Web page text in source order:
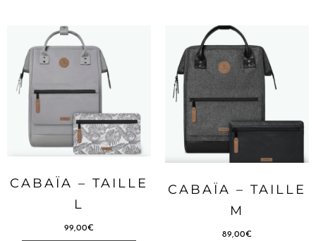
CABAÏA – TAILLE
L
99,00€
CABAÏA – TAILLE
M
89,00€